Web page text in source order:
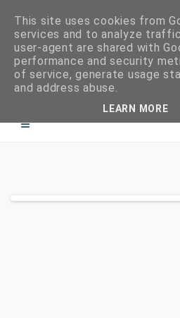
This site uses cookies from
services and to analyze
user-agent are shared with
performance and security
of service, generate usage
and address abuse.
LEARN MORE